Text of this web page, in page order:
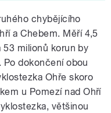
chybějícího
a Chebem. Měří 4,5
53 milionů korun by
Po dokončení obou
Ohře skoro
u Pomezí nad Ohří
většinou